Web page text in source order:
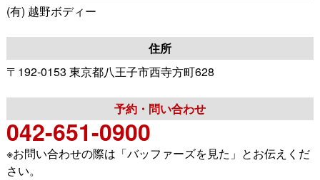
(有) 越野ボディー
住所
〒192-0153 東京都八王子市西寺方町628
予約・問い合わせ
042-651-0900
※お問い合わせの際は「バッファーズを見た」とお伝えくだ
さい。